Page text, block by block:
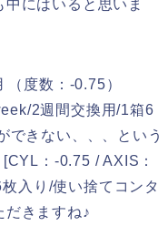
にはいると思いま
度数：-0.75）
2週間交換用/1箱6
できない、、、という
：-0.75 / AXIS：
入り/使い捨てコンタ
だきますね♪